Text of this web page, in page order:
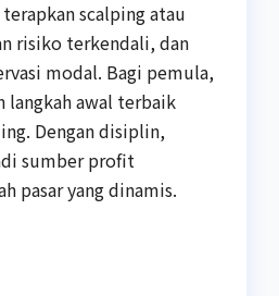
scalping atau
risiko terkendali, dan
modal. Bagi pemula,
langkah awal terbaik
Dengan disiplin,
sumber profit
pasar yang dinamis.